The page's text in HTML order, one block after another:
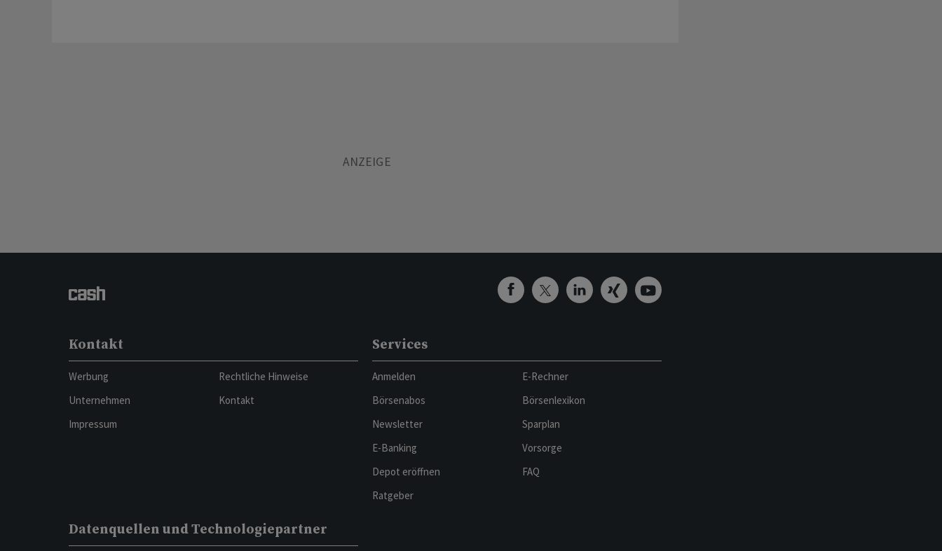
Kontakt
Werbung
Unternehmen
Impressum
Rechtliche Hinweise
Kontakt
Services
Anmelden
Börsenabos
Newsletter
E-Banking
Depot eröffnen
Ratgeber
E-Rechner
Börsenlexikon
Sparplan
Vorsorge
FAQ
Datenquellen und Technologiepartner